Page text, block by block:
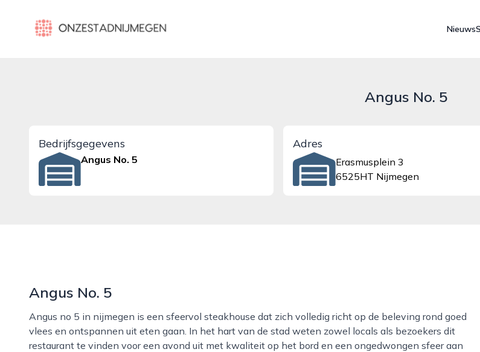
onzestadnijmegen.nl
Nieuws
Angus No. 5
Bedrijfsgegevens
Angus No. 5
Adres
Erasmusplein 3
6525HT Nijmegen
Angus No. 5
Angus no 5 in nijmegen is een sfeervol steakhouse dat zich volledig richt op de beleving rond goed
vlees en ontspannen uit eten gaan. In het hart van de stad weten zowel locals als bezoekers dit
restaurant te vinden voor een avond uit met kwaliteit op het bord en een ongedwongen sfeer aan